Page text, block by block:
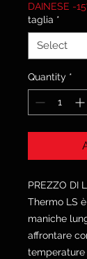
DAINESE -
taglia *
Quantity *
PREZZO DI
Thermo LS
maniche
affrontare
temperature